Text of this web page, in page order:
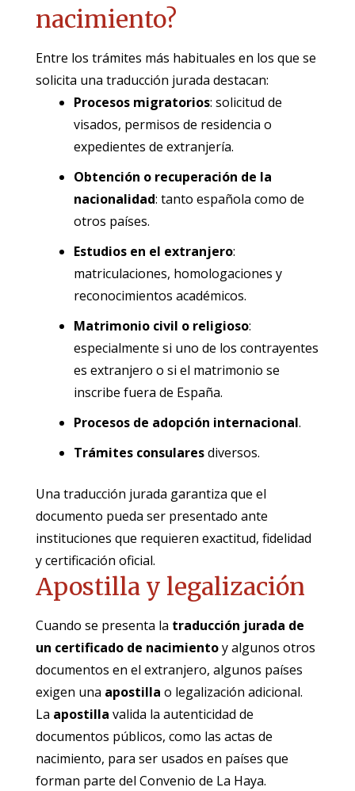
nacimiento?
Entre los trámites más habituales en los que se
solicita una traducción jurada destacan:
Procesos migratorios: solicitud de
visados, permisos de residencia o
expedientes de extranjería.
Obtención o recuperación de la
nacionalidad: tanto española como de
otros países.
Estudios en el extranjero:
matriculaciones, homologaciones y
reconocimientos académicos.
Matrimonio civil o religioso:
especialmente si uno de los contrayentes
es extranjero o si el matrimonio se
inscribe fuera de España.
Procesos de adopción internacional.
Trámites consularesdiversos.
Una traducción jurada garantiza que el
documento pueda ser presentado ante
instituciones que requieren exactitud, fidelidad
y certificación oficial.
Apostilla y legalización
Cuando se presenta la traducción jurada de
un certificado de nacimientoy algunos otros
documentos en el extranjero, algunos países
exigen una apostilla o legalización adicional.
La apostilla valida la autenticidad de
documentos públicos, como las actas de
nacimiento, para ser usados en países que
forman parte del Convenio de La Haya.